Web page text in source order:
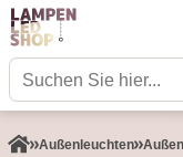
Außen­leuchten